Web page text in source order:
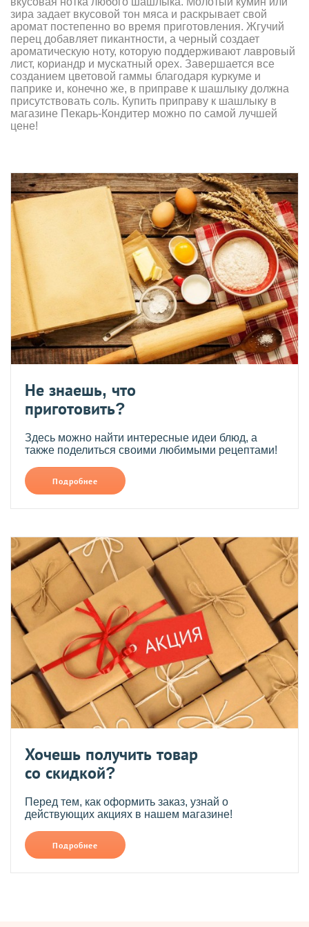
зира задает вкусовой тон мяса и раскрывает свой
аромат постепенно во время приготовления. Жгучий
перец добавляет пикантности, а черный создает
ароматическую ноту, которую поддерживают лавровый
лист, кориандр и мускатный орех. Завершается все
созданием цветовой гаммы благодаря куркуме и
паприке и, конечно же, в приправе к шашлыку должна
присутствовать соль. Купить приправу к шашлыку в
магазине Пекарь-Кондитер можно по самой лучшей
цене!
Не знаешь, что
приготовить?
Здесь можно найти интересные идеи блюд, а
также поделиться своими любимыми рецептами!
Подробнее
Хочешь получить товар
со скидкой?
Перед тем, как оформить заказ, узнай о
действующих акциях в нашем магазине!
Подробнее